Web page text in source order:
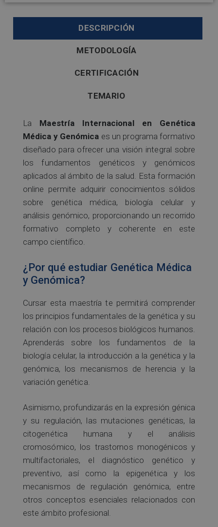
DESCRIPCIÓN
METODOLOGÍA
CERTIFICACIÓN
TEMARIO
La Maestría Internacional en Genética
Médica y Genómica es un programa formativo
diseñado para ofrecer una visión integral sobre
los fundamentos genéticos y genómicos
aplicados al ámbito de la salud. Esta formación
online permite adquirir conocimientos sólidos
sobre genética médica, biología celular y
análisis genómico, proporcionando un recorrido
formativo completo y coherente en este
campo científico.
¿Por qué estudiar Genética Médica
y Genómica?
Cursar esta maestría te permitirá comprender
los principios fundamentales de la genética y su
relación con los procesos biológicos humanos.
Aprenderás sobre los fundamentos de la
biología celular, la introducción a la genética y la
genómica, los mecanismos de herencia y la
variación genética.
Asimismo, profundizarás en la expresión génica
y su regulación, las mutaciones genéticas, la
citogenética humana y el análisis
cromosómico, los trastornos monogénicos y
multifactoriales, el diagnóstico genético y
preventivo, así como la epigenética y los
mecanismos de regulación genómica, entre
otros conceptos esenciales relacionados con
este ámbito profesional.